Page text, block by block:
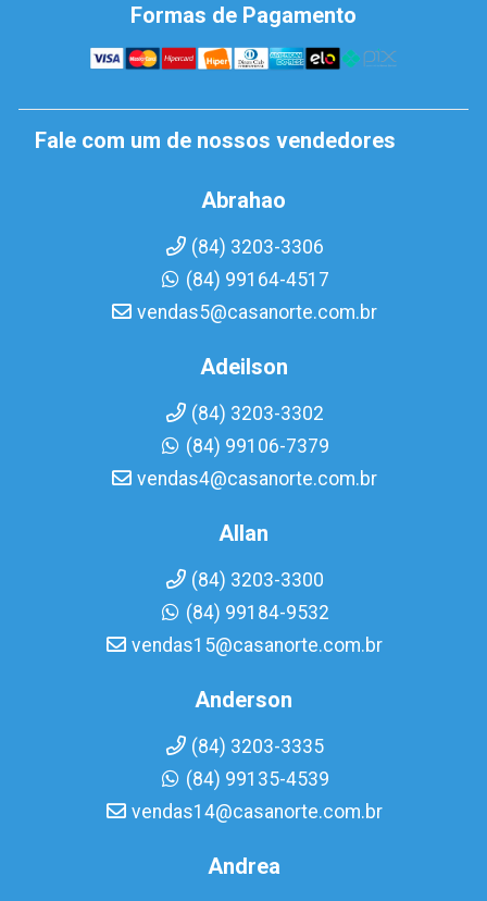
Formas de Pagamento
Fale com um de nossos vendedores
Abrahao
(84) 3203-3306
(84) 99164-4517
vendas5@casanorte.com.br
Adeilson
(84) 3203-3302
(84) 99106-7379
vendas4@casanorte.com.br
Allan
(84) 3203-3300
(84) 99184-9532
vendas15@casanorte.com.br
Anderson
(84) 3203-3335
(84) 99135-4539
vendas14@casanorte.com.br
Andrea